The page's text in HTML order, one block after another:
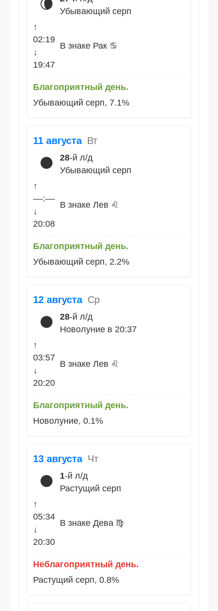
🌘
Убывающий серп
↑
02:19
↓
19:47
В знаке Рак ♋
Благоприятный день.
Убывающий серп, 7.1%
11 августа Вт
🌑 28-й л/д
Убывающий серп
↑
––:––
↓
20:08
В знаке Лев ♌
Благоприятный день.
Убывающий серп, 2.2%
12 августа Ср
🌑 28-й л/д
Новолуние в 20:37
↑
03:57
↓
20:20
В знаке Лев ♌
Благоприятный день.
Новолуние, 0.1%
13 августа Чт
🌑 1-й л/д
Растущий серп
↑
05:34
↓
20:30
В знаке Дева ♍
Неблагоприятный день.
Растущий серп, 0.8%